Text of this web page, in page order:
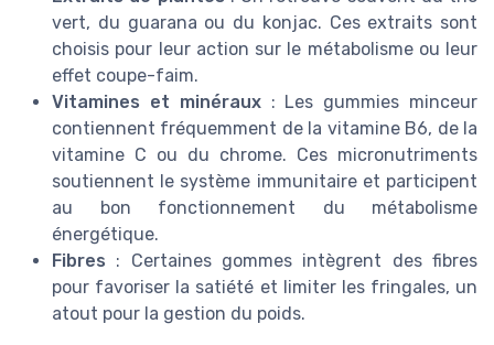
vert, du guarana ou du konjac. Ces extraits sont
choisis pour leur action sur le métabolisme ou leur
effet coupe-faim.
Vitamines et minéraux: Les gummies minceur
contiennent fréquemment de la vitamine B6, de la
vitamine C ou du chrome. Ces micronutriments
soutiennent le système immunitaire et participent
au bon fonctionnement du métabolisme
énergétique.
Fibres : Certaines gommes intègrent des fibres
pour favoriser la satiété et limiter les fringales, un
atout pour la gestion du poids.